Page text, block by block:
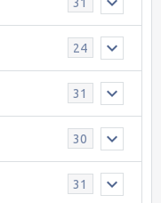
24
31
30
31